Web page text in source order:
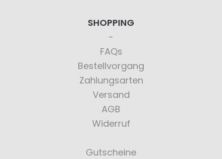
SHOPPING
FAQs
Bestellvorgang
Zahlungsarten
Versand
AGB
Widerruf
Gutscheine